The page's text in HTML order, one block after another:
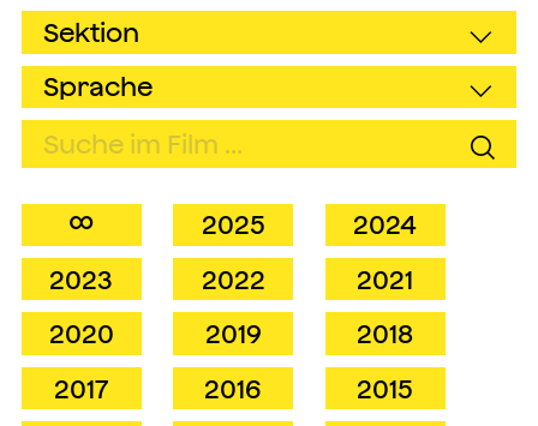
∞ 2025
2024
2023
2022
2021
2020
2019
2018
2017
2016
2015